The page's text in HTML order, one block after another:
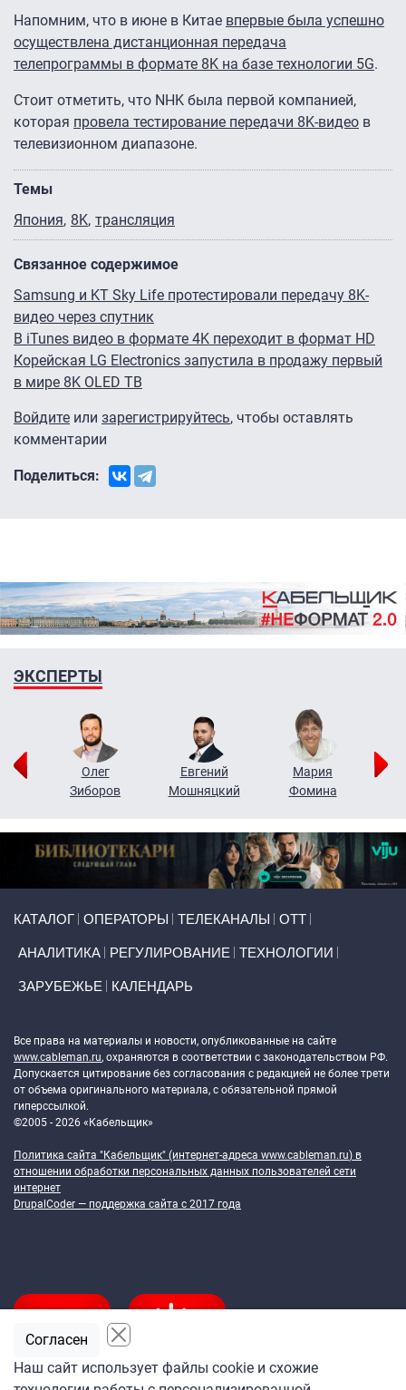
Напомним, что в июне в Китае впервые была успешно
осуществлена дистанционная передача
телепрограммы в формате 8K на базе технологии 5G.
Стоит отметить, что NHK была первой компанией,
которая провела тестирование передачи 8K-видео в
телевизионном диапазоне.
Темы
Япония 8K трансляция
Связанное содержимое
Samsung и KT Sky Life протестировали передачу 8K-
видео через спутник
В iTunes видео в формате 4K переходит в формат HD
Корейская LG Electronics запустила в продажу первый
в мире 8K OLED ТВ
Войдите или зарегистрируйтесь, чтобы оставлять
комментарии
Поделиться:
ЭКСПЕРТЫ
Олег
Зиборов
Евгений
Мошняцкий
Мария
Фомина
КАТАЛОГ ОПЕРАТОРЫ ТЕЛЕКАНАЛЫ ОТТ
АНАЛИТИКА РЕГУЛИРОВАНИЕ ТЕХНОЛОГИИ
ЗАРУБЕЖЬЕ КАЛЕНДАРЬ
Все права на материалы и новости, опубликованные на сайте
www.cableman.ru, охраняются в соответствии с законодательством РФ.
Допускается цитирование без согласования с редакцией не более трети
от объема оригинального материала, с обязательной прямой
гиперссылкой.
©2005 - 2026 «Кабельщик»
Политика сайта "Кабельщик" (интернет-адреса www.cableman.ru) в
отношении обработки персональных данных пользователей сети
интернет
DrupalCoder — поддержка сайта c 2017 года
Наш сайт использует файлы cookie и схожие
Согласен